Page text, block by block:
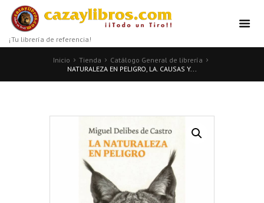
¡Tu librería de referencia!
Inicio Tienda
Catálogo General de librería
NATURALEZA EN PELIGRO, LA. CAUSAS Y...